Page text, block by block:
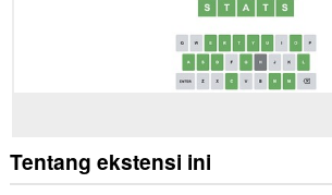
Tentang ekstensi ini